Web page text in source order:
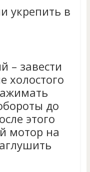
укрепить в
– завести
холостого
до
этого
мотор на